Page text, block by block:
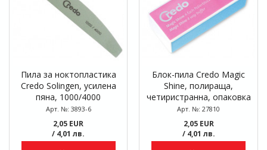
Пила за ноктопластика
Credo Solingen, усилена
пяна, 1000/4000
Арт. №: 3893-6
2,05 EUR
/ 4,01 лв.
Блок-пила Credo Magic
Shine, полираща,
четиристранна, опаковка
блистер
Арт. №: 27810
2,05 EUR
/ 4,01 лв.